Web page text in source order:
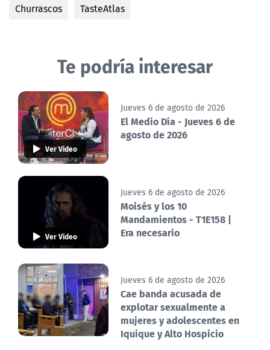
Churrascos TasteAtlas
Te podría interesar
Ver Video
Jueves 6 de agosto de 2026
El Medio Día - Jueves 6 de
agosto de 2026
Ver Video
Jueves 6 de agosto de 2026
Moisés y los 10
Mandamientos - T1E158 |
Era necesario
Jueves 6 de agosto de 2026
Cae banda acusada de
explotar sexualmente a
mujeres y adolescentes en
Iquique y Alto Hospicio